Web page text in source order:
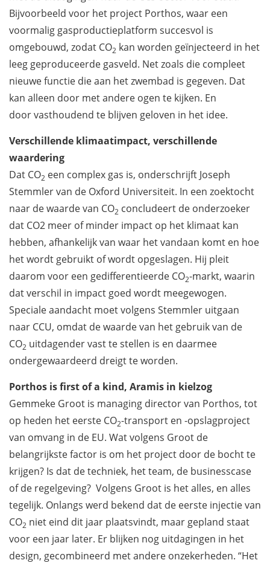
Bijvoorbeeld voor het project Porthos, waar een
voormalig gasproductieplatform succesvol is
omgebouwd, zodat CO2 kan worden geïnjecteerd in het
leeg geproduceerde gasveld. Net zoals die compleet
nieuwe functie die aan het zwembad is gegeven. Dat
kan alleen door met andere ogen te kijken. En
door vasthoudend te blijven geloven in het idee.
Verschillende klimaatimpact, verschillende
waardering
Dat CO2 een complex gas is, onderschrijft Joseph
Stemmler van de Oxford Universiteit. In een zoektocht
naar de waarde van CO2 concludeert de onderzoeker
dat CO2 meer of minder impact op het klimaat kan
hebben, afhankelijk van waar het vandaan komt en hoe
het wordt gebruikt of wordt opgeslagen. Hij pleit
daarom voor een gedifferentieerde CO2-markt, waarin
dat verschil in impact goed wordt meegewogen.
Speciale aandacht moet volgens Stemmler uitgaan
naar CCU, omdat de waarde van het gebruik van de
CO2 uitdagender vast te stellen is en daarmee
ondergewaardeerd dreigt te worden.
Porthos is first of a kind, Aramis in kielzog
Gemmeke Groot is managing director van Porthos, tot
op heden het eerste CO2-transport en -opslagproject
van omvang in de EU. Wat volgens Groot de
belangrijkste factor is om het project door de bocht te
krijgen? Is dat de techniek, het team, de businesscase
of de regelgeving? Volgens Groot is het alles, en alles
tegelijk. Onlangs werd bekend dat de eerste injectie van
CO2 niet eind dit jaar plaatsvindt, maar gepland staat
voor een jaar later. Er blijken nog uitdagingen in het
design, gecombineerd met andere onzekerheden. “Het